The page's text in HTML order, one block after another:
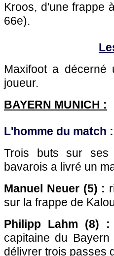
Kroos, d'une frappe
66e).
Maxifoot a
joueur.
BAYERN MUNICH :
L'homme du match
Trois buts sur ses
bavarois a livré un
Manuel Neuer (5) :
sur la frappe de
Philipp Lahm (8) :
capitaine du
délivrer trois passes